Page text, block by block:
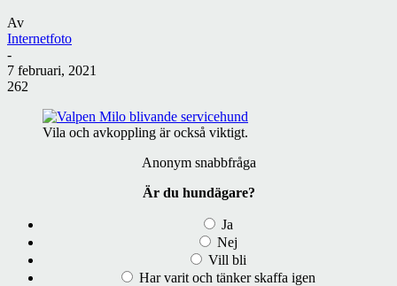
Av
Internetfoto
-
7 februari, 2021
262
Vila och avkoppling är också viktigt.
Anonym snabbfråga
Är du hundägare?
Ja
Nej
Vill bli
Har varit och tänker skaffa igen